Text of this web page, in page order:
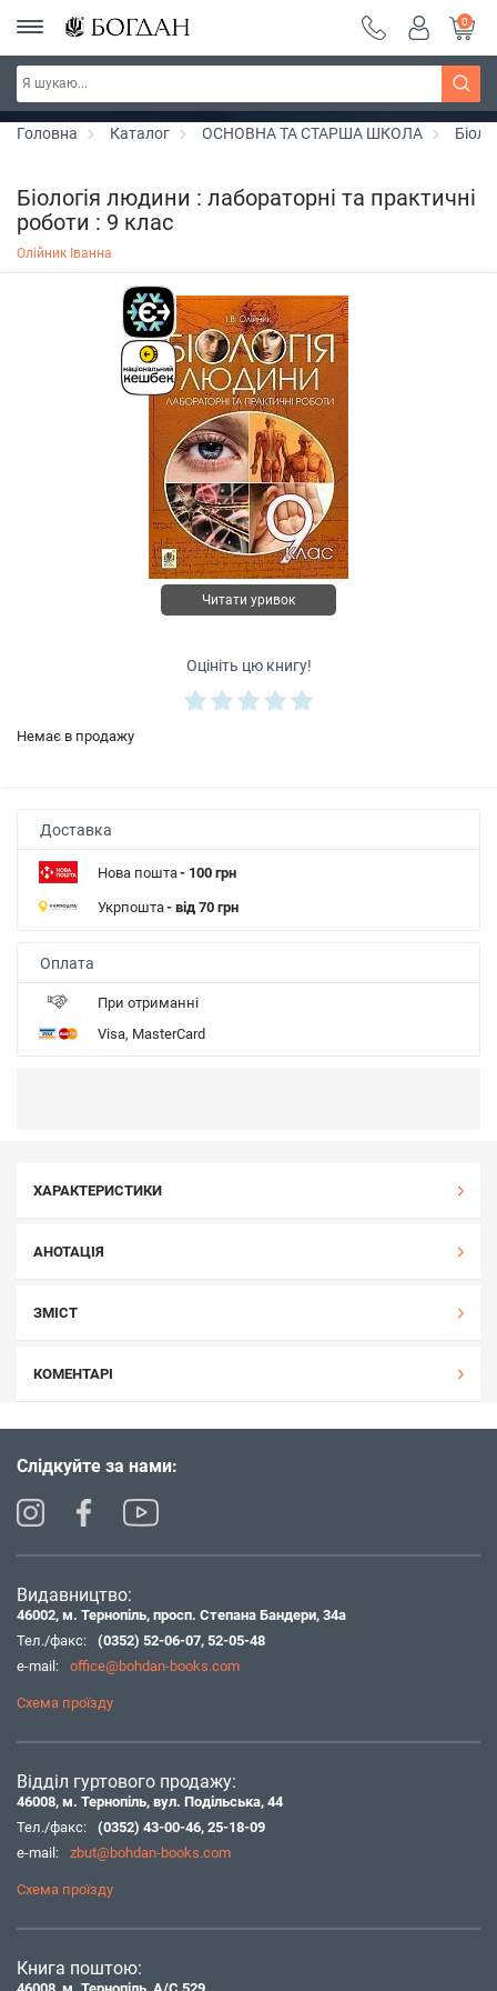
РОЗПРОДАЖ ~ 150 грн ~ 200 грн ~ 250 грн ~
300 грн ~ РОЗПРОДАЖ
Дізнатись більше
0
Головна Каталог ОСНОВНА ТА СТАРША ШКОЛА
Біологія людини : лабораторні та практичні
роботи : 9 клас
Олійник Іванна
Читати уривок
Оцініть цю книгу!
Немає в продажу
Доставка
Нова пошта- 100 грн
Укрпошта- від 70 грн
Оплата
При отриманні
Visa, MasterCard
ХАРАКТЕРИСТИКИ
АНОТАЦІЯ
ЗМІСТ
КОМЕНТАРІ
Слідкуйте за нами:
Видавництво:
46002, м. Тернопіль, просп. Степана Бандери, 34а
Тел./факс:
(0352) 52-06-07, 52-05-48
e-mail:
office@bohdan-books.com
Схема проїзду
Відділ гуртового продажу:
46008, м. Тернопіль, вул. Подільська, 44
Тел./факс:
(0352) 43-00-46, 25-18-09
e-mail:
zbut@bohdan-books.com
Схема проїзду
Книга поштою: